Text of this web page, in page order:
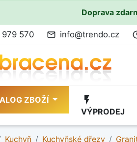
Doprava
979 570 mail_outline info@trendo.cz
ZBOŽÍ flash_on
VÝPRODEJ
Kuchyň Kuchyňské dřezy